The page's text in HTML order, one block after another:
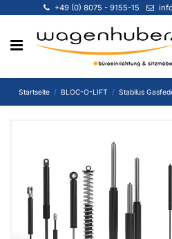
+49 (0) 8075 - 9155-15
Startseite BLOC-O-LIFT Stabilus